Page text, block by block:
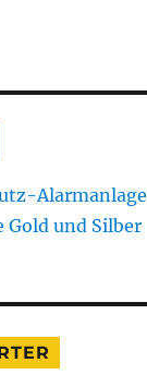
Alarmanlage
Gold und Silber